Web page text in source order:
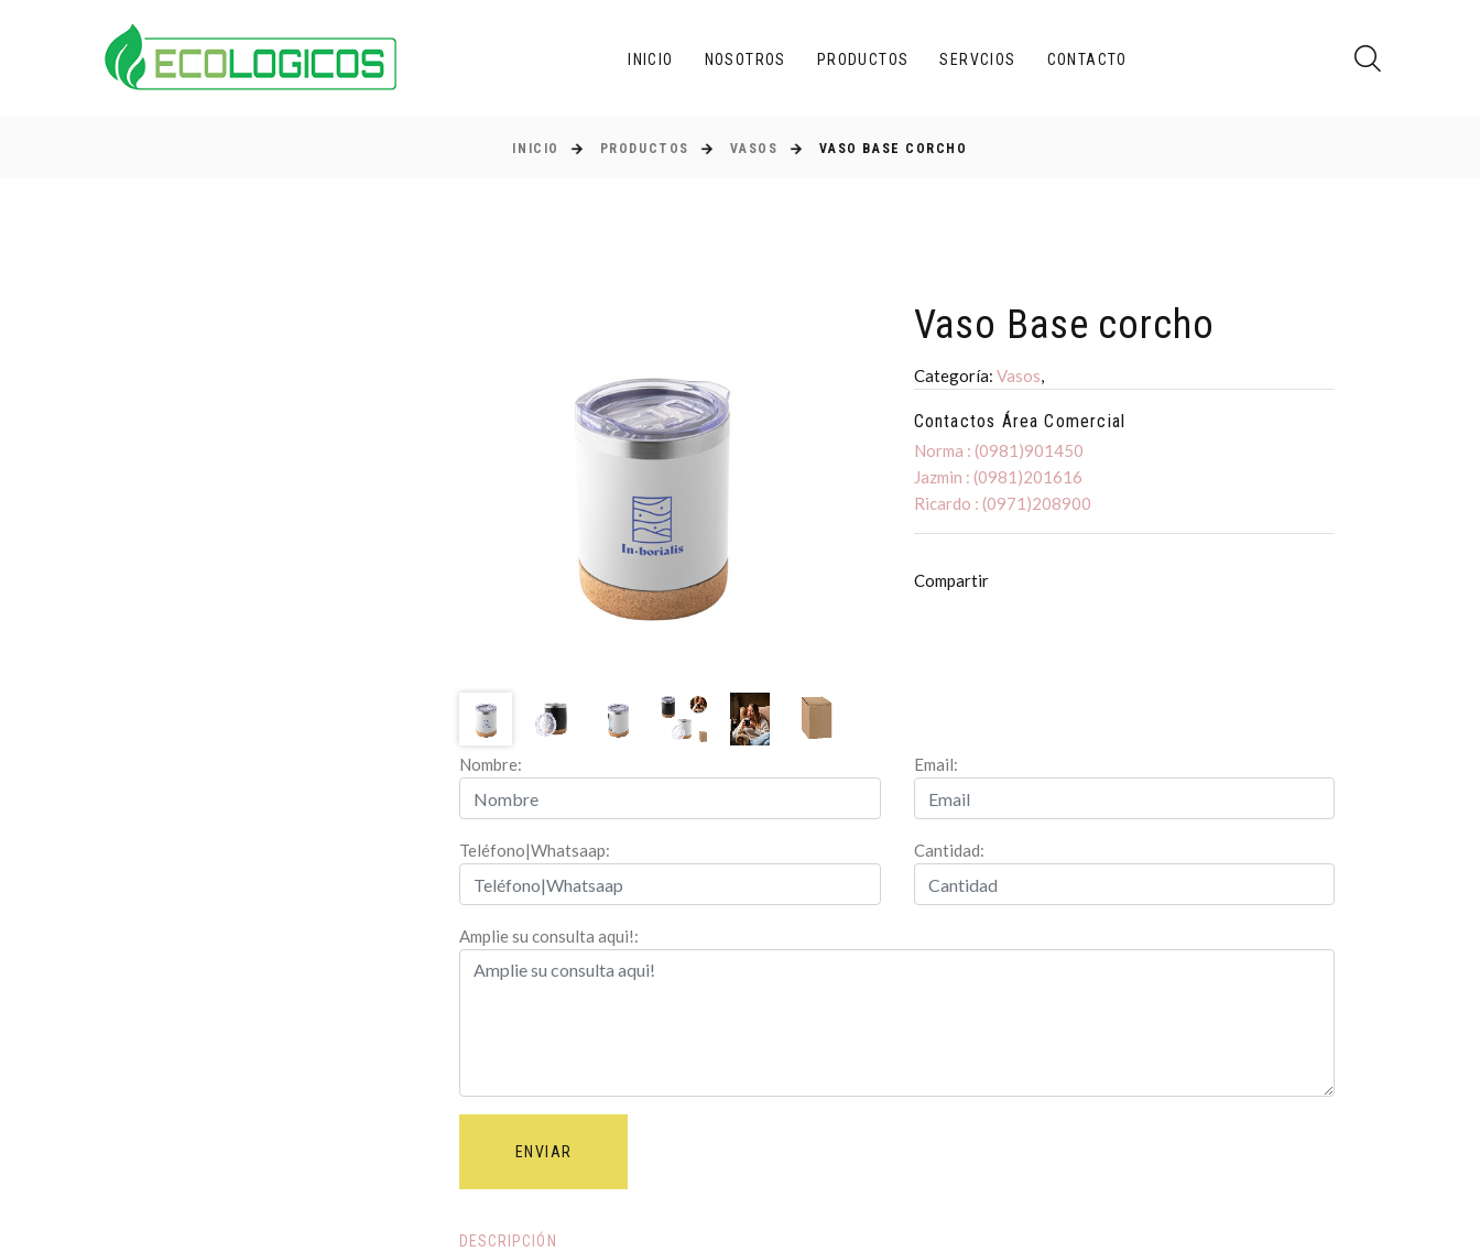
INICIO NOSOTROS PRODUCTOS SERVCIOS CONTACTO
INICIO PRODUCTOS VASOS VASO BASE CORCHO
Vaso Base corcho
Categoría: Vasos,
Contactos Área Comercial
Norma : (0981)901450
Jazmin : (0981)201616
Ricardo : (0971)208900
Compartir
Nombre: Email:
Teléfono|Whatsaap: Cantidad:
Amplie su consulta aqui!:
ENVIAR
DESCRIPCIÓN